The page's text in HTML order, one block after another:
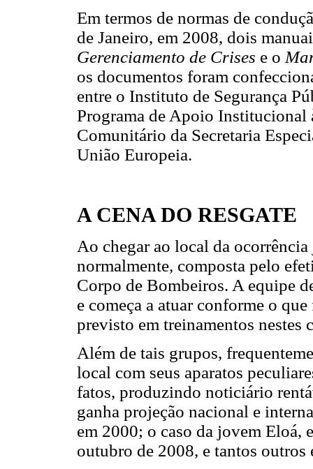
Em termos de normas de
de Janeiro, em 2008, dois
Gerenciamento de Crises e o
os documentos foram
entre o Instituto de Segurança
Programa de Apoio
Comunitário da Secretaria
União Europeia.
A CENA DO RESGATE
Ao chegar ao local da
normalmente, composta pelo
Corpo de Bombeiros. A equipe
e começa a atuar conforme o
previsto em treinamentos nestes
Além de tais grupos,
local com seus aparatos
fatos, produzindo noticiário
ganha projeção nacional e
em 2000; o caso da jovem Eloá,
outubro de 2008, e tantos outros